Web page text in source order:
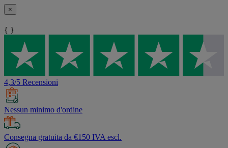
×
{ }
4,3/5 Recensioni
Nessun minimo d'ordine
Consegna gratuita da €150 IVA escl.